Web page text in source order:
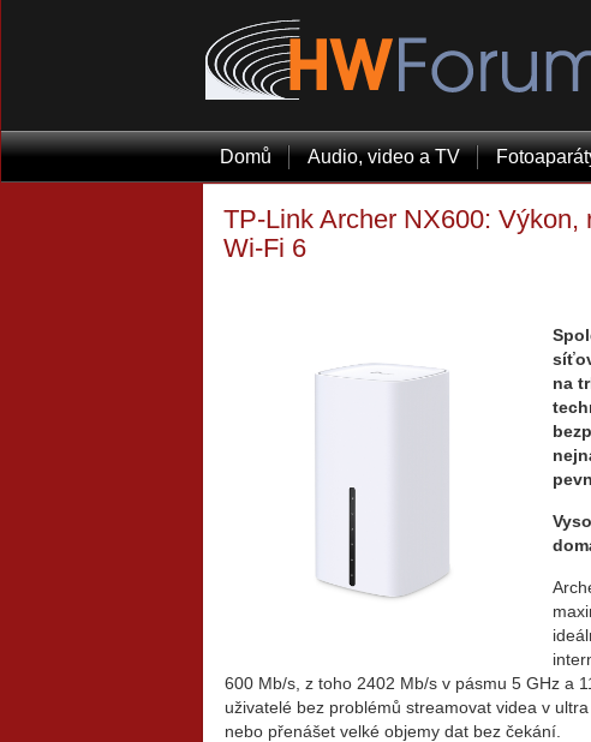
Domů Audio, video a TV
TP-Link Archer NX600:
Wi-Fi 6
na
600 Mb/s, z toho 2402 Mb/s v pásmu 5 GHz a
uživatelé bez problémů streamovat videa v
nebo přenášet velké objemy dat bez čekání.